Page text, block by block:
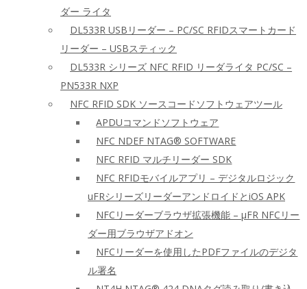
ダー ライタ
DL533R USBリーダー – PC/SC RFIDスマートカード
リーダー – USBスティック
DL533R シリーズ NFC RFID リーダライタ PC/SC –
PN533R NXP
NFC RFID SDK ソースコードソフトウェアツール
APDUコマンドソフトウェア
NFC NDEF NTAG® SOFTWARE
NFC RFID マルチリーダー SDK
NFC RFIDモバイルアプリ – デジタルロジック
uFRシリーズリーダーアンドロイドとiOS APK
NFCリーダーブラウザ拡張機能 – μFR NFCリー
ダー用ブラウザアドオン
NFCリーダーを使用したPDFファイルのデジタ
ル署名